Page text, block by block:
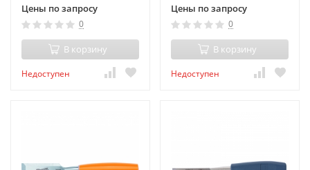
Цены по запросу
0
В корзину
Недоступен
Цены по запросу
0
В корзину
Недоступен